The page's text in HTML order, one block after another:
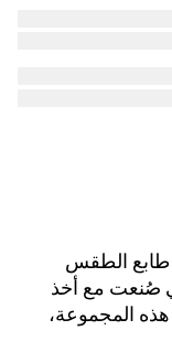
تعكس مجموعة ما قبل الخريف 2023 طابع الطقس
صُنعت مع أخذ
هذه المجموعة،